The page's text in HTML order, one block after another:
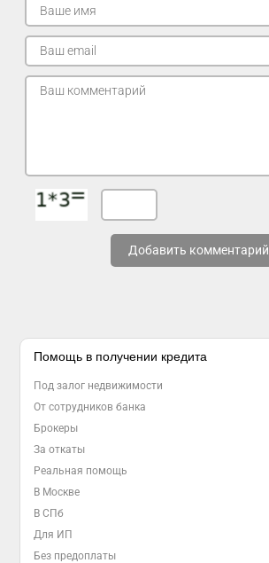
Добавить комментарий
Помощь в получении кредита
Под залог недвижимости
От сотрудников банка
Брокеры
За откаты
Реальная помощь
В Москве
В СПб
Для ИП
Без предоплаты